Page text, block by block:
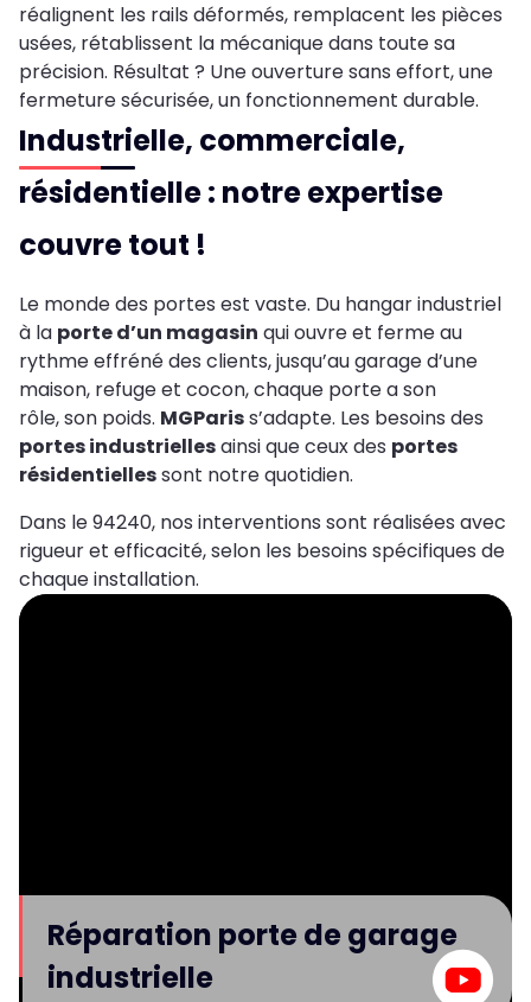
réalignent les rails déformés, remplacent les pièces
usées, rétablissent la mécanique dans toute sa
précision. Résultat ? Une ouverture sans effort, une
fermeture sécurisée, un fonctionnement durable.
Industrielle, commerciale,
résidentielle : notre expertise
couvre tout !
Le monde des portes est vaste. Du hangar industriel
à la porte d’un magasin qui ouvre et ferme au
rythme effréné des clients, jusqu’au garage d’une
maison, refuge et cocon, chaque porte a son
rôle, son poids. MGPariss’adapte. Les besoins des
portes industriellesainsi que ceux des portes
résidentiellessont notre quotidien.
Dans le 94240, nos interventions sont réalisées avec
rigueur et efficacité, selon les besoins spécifiques de
chaque installation.
Réparation porte de garage
industrielle